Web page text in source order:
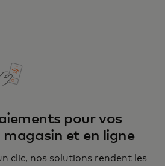
pour vos
et en ligne
clic, nos solutions rendent les